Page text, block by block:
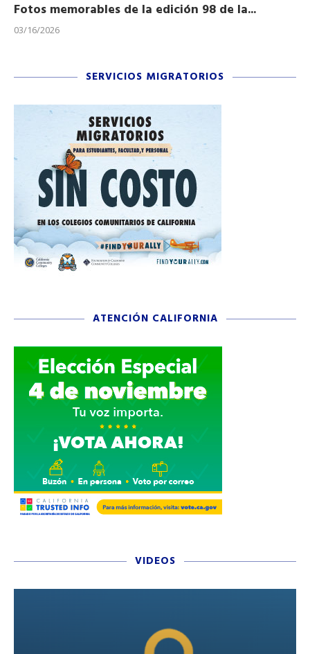
Fotos memorables de la edición 98 de la...
03/16/2026
SERVICIOS MIGRATORIOS
ATENCIÓN CALIFORNIA
VIDEOS